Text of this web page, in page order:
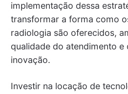
implementação dessa
transformar a forma como
radiologia são oferecidos,
qualidade do atendimento e
inovação.
Investir na locação de